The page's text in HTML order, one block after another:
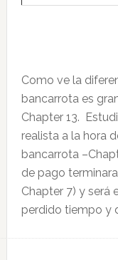
Como ve la
bancarrota es
Chapter 13.
realista a la hora
bancarrota
de pago
Chapter 7) y será
perdido tiempo y